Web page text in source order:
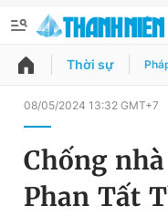
QUẢNG CÁO
Chuyên mục
Đổi mật khẩu
Tin đã lưu
Thời sự
08/05/2024 13:32 GMT+7
Chống
Phan Tất